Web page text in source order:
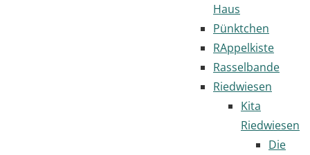
Haus
Pünktchen
RAppelkiste
Rasselbande
Riedwiesen
Kita
Riedwiesen
Die